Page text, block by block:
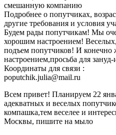
смешанную компанию
Подробнее о попутчиках,
другие требования и условия
Будем рады попутчикам! Мы
хорошим настроением!
подъем попутчиков! И конечно
настроением,просьба для
Координаты для связи :
poputchik.julia@mail.ru
Всем привет! Планируем 22
адекватных и веселых
компашка,тем веселее и
Москвы, пишите на мыло